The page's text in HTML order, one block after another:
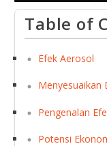
Table of
Efek Aerosol
Menyesuaikan
Pengenalan
Potensi